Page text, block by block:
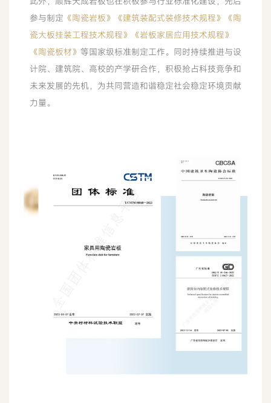
参与制定 《陶瓷岩板》《建筑装配式装修技术规程》《陶
瓷大板挂装工程技术规程》《岩板家居应用技术规程》
《陶瓷板材》 等国家级标准制定工作。同时持续推进与设
计院、建筑院、高校的产学研合作，积极抢占科技竞争和
未来发展的先机，为共同营造和谐稳定社会稳定环境贡献
力量。